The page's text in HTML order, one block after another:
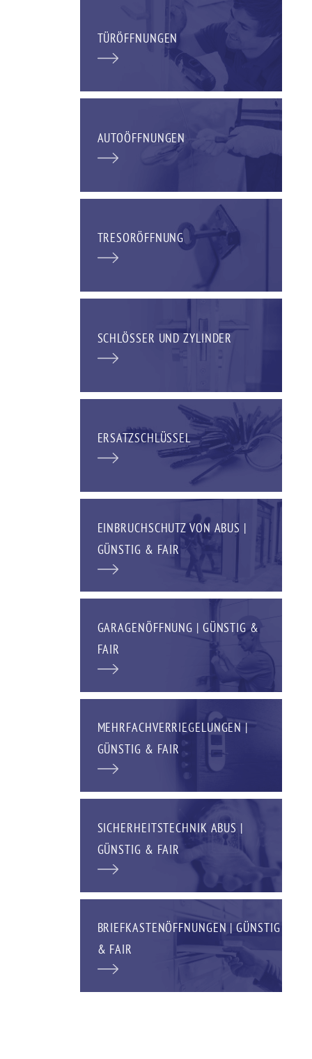
TÜRÖFFNUNGEN
AUTOÖFFNUNGEN
TRESORÖFFNUNG
SCHLÖSSER UND ZYLINDER
ERSATZSCHLÜSSEL
EINBRUCHSCHUTZ VON ABUS |
GÜNSTIG & FAIR
GARAGENÖFFNUNG | GÜNSTIG &
FAIR
MEHRFACHVERRIEGELUNGEN |
GÜNSTIG & FAIR
SICHERHEITSTECHNIK ABUS |
GÜNSTIG & FAIR
BRIEFKASTENÖFFNUNGEN | GÜNSTIG
& FAIR